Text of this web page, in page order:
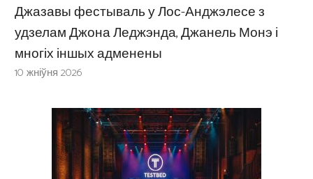
Джазавы фестываль у Лос-Анджэлесе з
удзелам Джона Леджэнда, Джанель Монэ і
многіх іншых адменены
10 жніўня 2026